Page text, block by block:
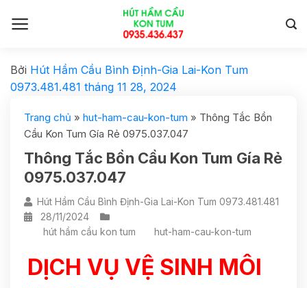
Bởi Hút Hầm Cầu Bình Định-Gia Lai-Kon Tum
0973.481.481 tháng 11 28, 2024
Trang chủ » hut-ham-cau-kon-tum » Thông Tắc Bồn
Cầu Kon Tum Gía Rẻ 0975.037.047
Thông Tắc Bồn Cầu Kon Tum Gía Rẻ
0975.037.047
Hút Hầm Cầu Bình Định-Gia Lai-Kon Tum 0973.481.481
28/11/2024
hút hầm cầu kon tum
hut-ham-cau-kon-tum
DỊCH VỤ VỆ SINH MÔI